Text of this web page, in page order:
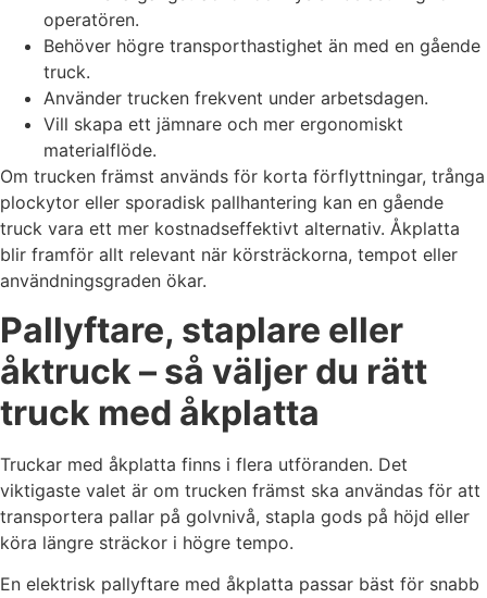
operatören.
Behöver högre transporthastighet än med en gående
truck.
Använder trucken frekvent under arbetsdagen.
Vill skapa ett jämnare och mer ergonomiskt
materialflöde.
Om trucken främst används för korta förflyttningar, trånga
plockytor eller sporadisk pallhantering kan en gående
truck vara ett mer kostnadseffektivt alternativ. Åkplatta
blir framför allt relevant när körsträckorna, tempot eller
användningsgraden ökar.
Pallyftare, staplare eller
åktruck – så väljer du rätt
truck med åkplatta
Truckar med åkplatta finns i flera utföranden. Det
viktigaste valet är om trucken främst ska användas för att
transportera pallar på golvnivå, stapla gods på höjd eller
köra längre sträckor i högre tempo.
En elektrisk pallyftare med åkplatta passar bäst för snabb